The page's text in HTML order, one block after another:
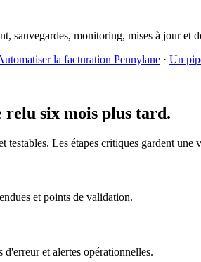
sauvegardes, monitoring, mises à jour et
la facturation Pennylane · Un
six mois plus tard.
Les étapes critiques gardent
et points de validation.
et alertes opérationnelles.